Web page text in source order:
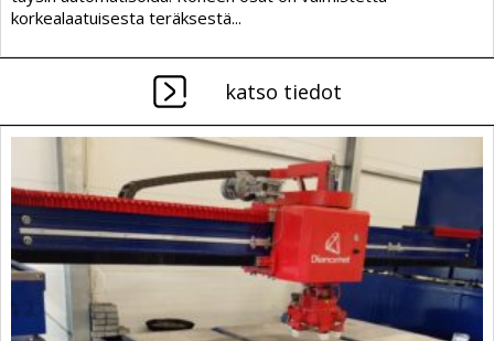
korkealaatuisesta teräksestä...
katso tiedot